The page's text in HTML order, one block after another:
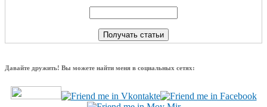
Давайте дружить! Вы можете найти меня в социальных сетях: